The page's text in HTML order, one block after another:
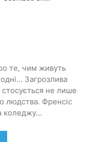
те, чим живуть
Загрозлива
не лише
людства. Френсіс
коледжу…